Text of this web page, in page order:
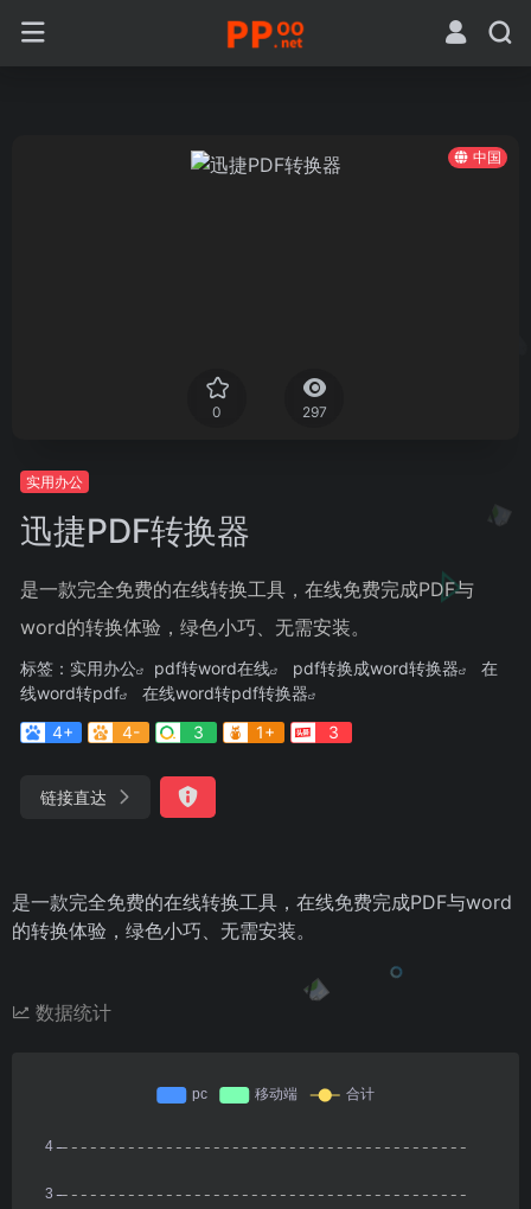
中国
0 297
实用办公
迅捷PDF转换器
是一款完全免费的在线转换工具，在线免费完成PDF与
word的转换体验，绿色小巧、无需安装。
标签： 实用办公 pdf转word在线 pdf转换成word转换器
在
线word转pdf
在线word转pdf转换器
4+
4- 3 1+ 3
链接直达
是一款完全免费的在线转换工具，在线免费完成PDF与word
的转换体验，绿色小巧、无需安装。
数据统计